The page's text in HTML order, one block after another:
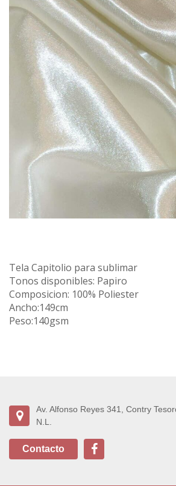
Tela Capitolio para sublimar
Tonos disponibles: Papiro
Composicion: 100% Poliester
Ancho:149cm
Peso:140gsm
Av. Alfonso Reyes 341, Contry
N.L.
Contacto